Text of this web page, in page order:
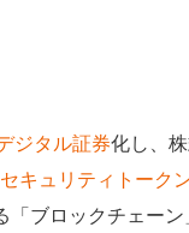
ジタル証券化し、
セキュリティトーク
ブロックチェー